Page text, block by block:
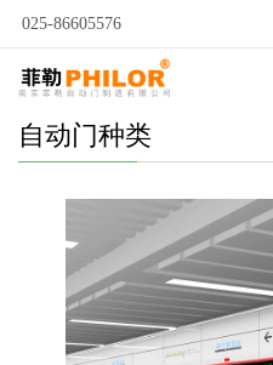
025-86605576
自动门种类